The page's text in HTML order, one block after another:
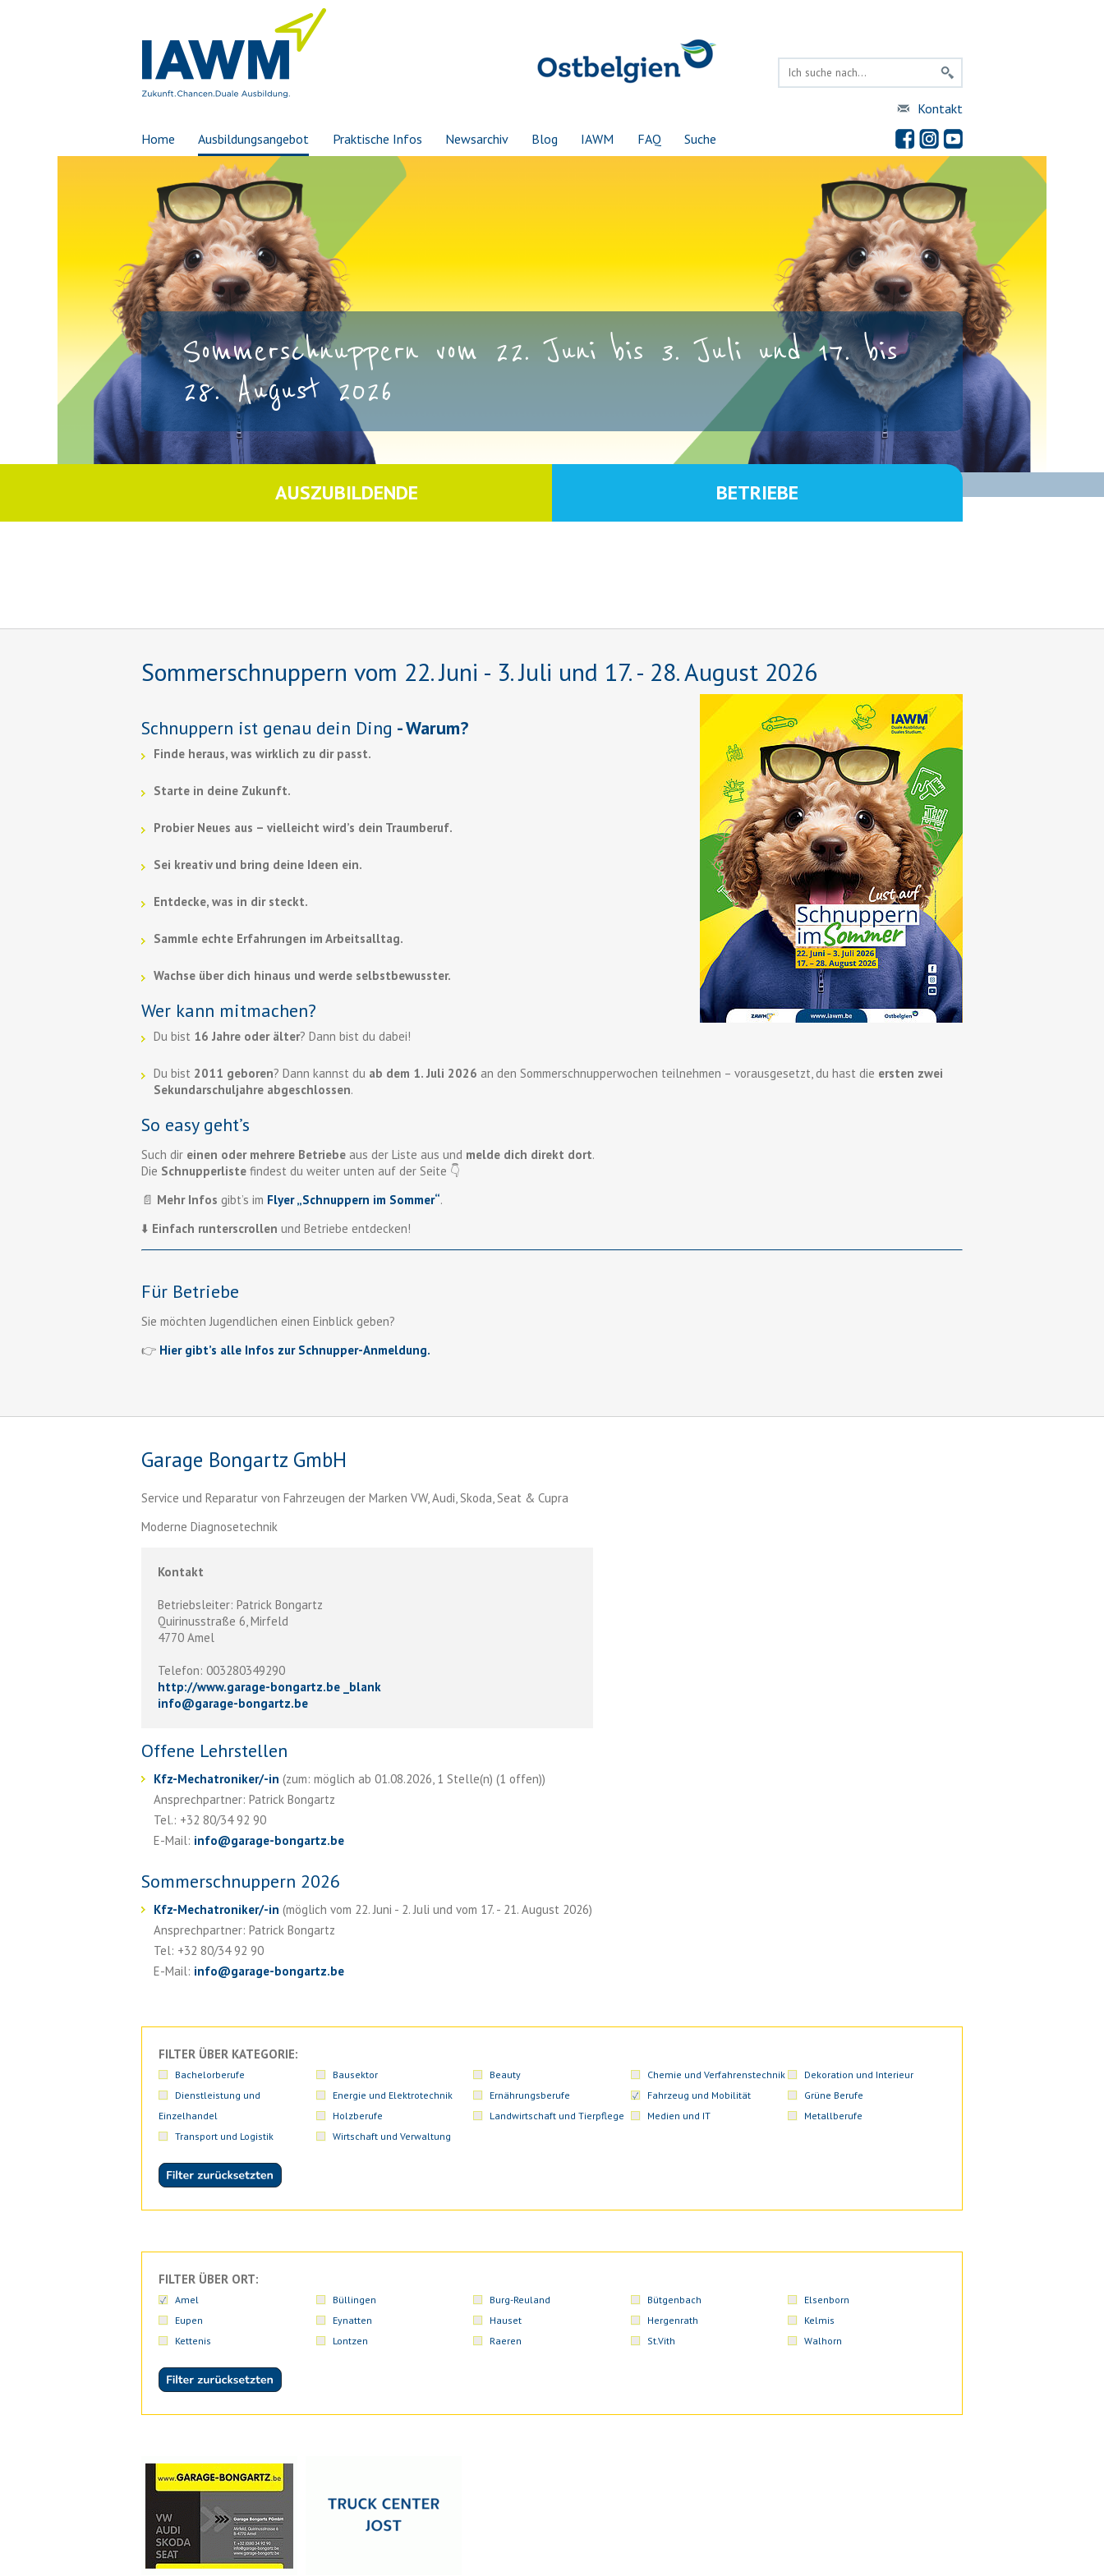
Home Ausbildungsangebot Praktische Infos Newsarchiv Blog IAWM FAQ Suche
Kontakt
Sommerschnuppern vom 22. Juni bis 3. Juli und 17. bis
28. August 2026
AUSZUBILDENDE BETRIEBE
Sommerschnuppern vom 22. Juni - 3. Juli und 17. - 28. August 2026
Schnuppern ist genau dein Ding - Warum?
Finde heraus, was wirklich zu dir passt.
Starte in deine Zukunft.
Probier Neues aus – vielleicht wird’s dein Traumberuf.
Sei kreativ und bring deine Ideen ein.
Entdecke, was in dir steckt.
Sammle echte Erfahrungen im Arbeitsalltag.
Wachse über dich hinaus und werde selbstbewusster.
Wer kann mitmachen?
Du bist 16 Jahre oder älter? Dann bist du dabei!
Du bist 2011 geboren? Dann kannst du ab dem 1. Juli 2026 an den Sommerschnupperwochen teilnehmen – vorausgesetzt, du hast die ersten zwei
Sekundarschuljahre abgeschlossen.
So easy geht’s
Such dir einen oder mehrere Betriebe aus der Liste aus und melde dich direkt dort.
Die Schnupperliste findest du weiter unten auf der Seite 👇
📄 Mehr Infos gibt’s im Flyer „Schnuppern im Sommer“.
⬇️ Einfach runterscrollen und Betriebe entdecken!
Für Betriebe
Sie möchten Jugendlichen einen Einblick geben?
👉 Hier gibt’s alle Infos zur Schnupper-Anmeldung.
Garage Bongartz GmbH
Service und Reparatur von Fahrzeugen der Marken VW, Audi, Skoda, Seat & Cupra
Moderne Diagnosetechnik
Kontakt
Betriebsleiter: Patrick Bongartz
Quirinusstraße 6, Mirfeld
4770 Amel
Telefon: 003280349290
http://www.garage-bongartz.be _blank
info@garage-bongartz.be
Offene Lehrstellen
Kfz-Mechatroniker/-in (zum: möglich ab 01.08.2026, 1 Stelle(n) (1 offen))
Ansprechpartner: Patrick Bongartz
Tel.: +32 80/34 92 90
E-Mail: info@garage-bongartz.be
Sommerschnuppern 2026
Kfz-Mechatroniker/-in (möglich vom 22. Juni - 2. Juli und vom 17. - 21. August 2026)
Ansprechpartner: Patrick Bongartz
Tel: +32 80/34 92 90
E-Mail: info@garage-bongartz.be
FILTER ÜBER KATEGORIE:
Bachelorberufe Bausektor Beauty Chemie und Verfahrenstechnik
Dekoration und Interieur
Dienstleistung und
Einzelhandel
Energie und Elektrotechnik Ernährungsberufe Fahrzeug und Mobilität
Grüne Berufe
Holzberufe
Landwirtschaft und Tierpflege Medien und IT
Metallberufe
Transport und Logistik
Wirtschaft und Verwaltung
FILTER ÜBER ORT:
Amel Büllingen Burg-Reuland Bütgenbach
Elsenborn
Eupen
Eynatten Hauset Hergenrath
Kelmis
Kettenis
Lontzen Raeren St.Vith Walhorn